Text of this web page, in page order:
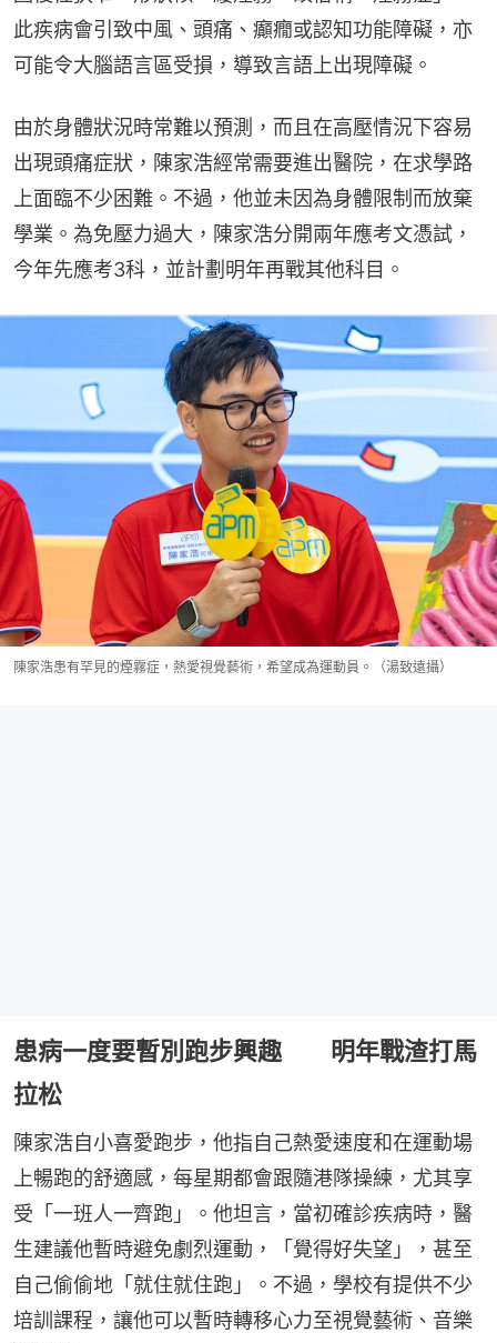
此疾病會引致中風、頭痛、癲癇或認知功能障礙，亦
可能令大腦語言區受損，導致言語上出現障礙。
由於身體狀況時常難以預測，而且在高壓情況下容易
出現頭痛症狀，陳家浩經常需要進出醫院，在求學路
上面臨不少困難。不過，他並未因為身體限制而放棄
學業。為免壓力過大，陳家浩分開兩年應考文憑試，
今年先應考3科，並計劃明年再戰其他科目。
陳家浩患有罕見的煙霧症，熱愛視覺藝術，希望成為運動員。（湯致遠攝）
患病一度要暫別跑步興趣 明年戰渣打馬
拉松
陳家浩自小喜愛跑步，他指自己熱愛速度和在運動場
上暢跑的舒適感，每星期都會跟隨港隊操練，尤其享
受「一班人一齊跑」。他坦言，當初確診疾病時，醫
生建議他暫時避免劇烈運動，「覺得好失望」，甚至
自己偷偷地「就住就住跑」。不過，學校有提供不少
培訓課程，讓他可以暫時轉移心力至視覺藝術、音樂